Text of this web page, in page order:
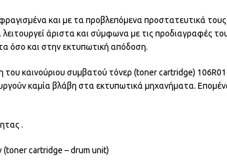
και με τα προβλεπόμενα προστατευτικά
άριστα και σύμφωνα με τις προδιαγραφές
όσο και στην εκτυπωτική απόδοση.
καινούριου συμβατού τόνερ (toner cartridge)
καμία βλάβη στα εκτυπωτικά μηχανήματα.
.
cartridge – drum unit)